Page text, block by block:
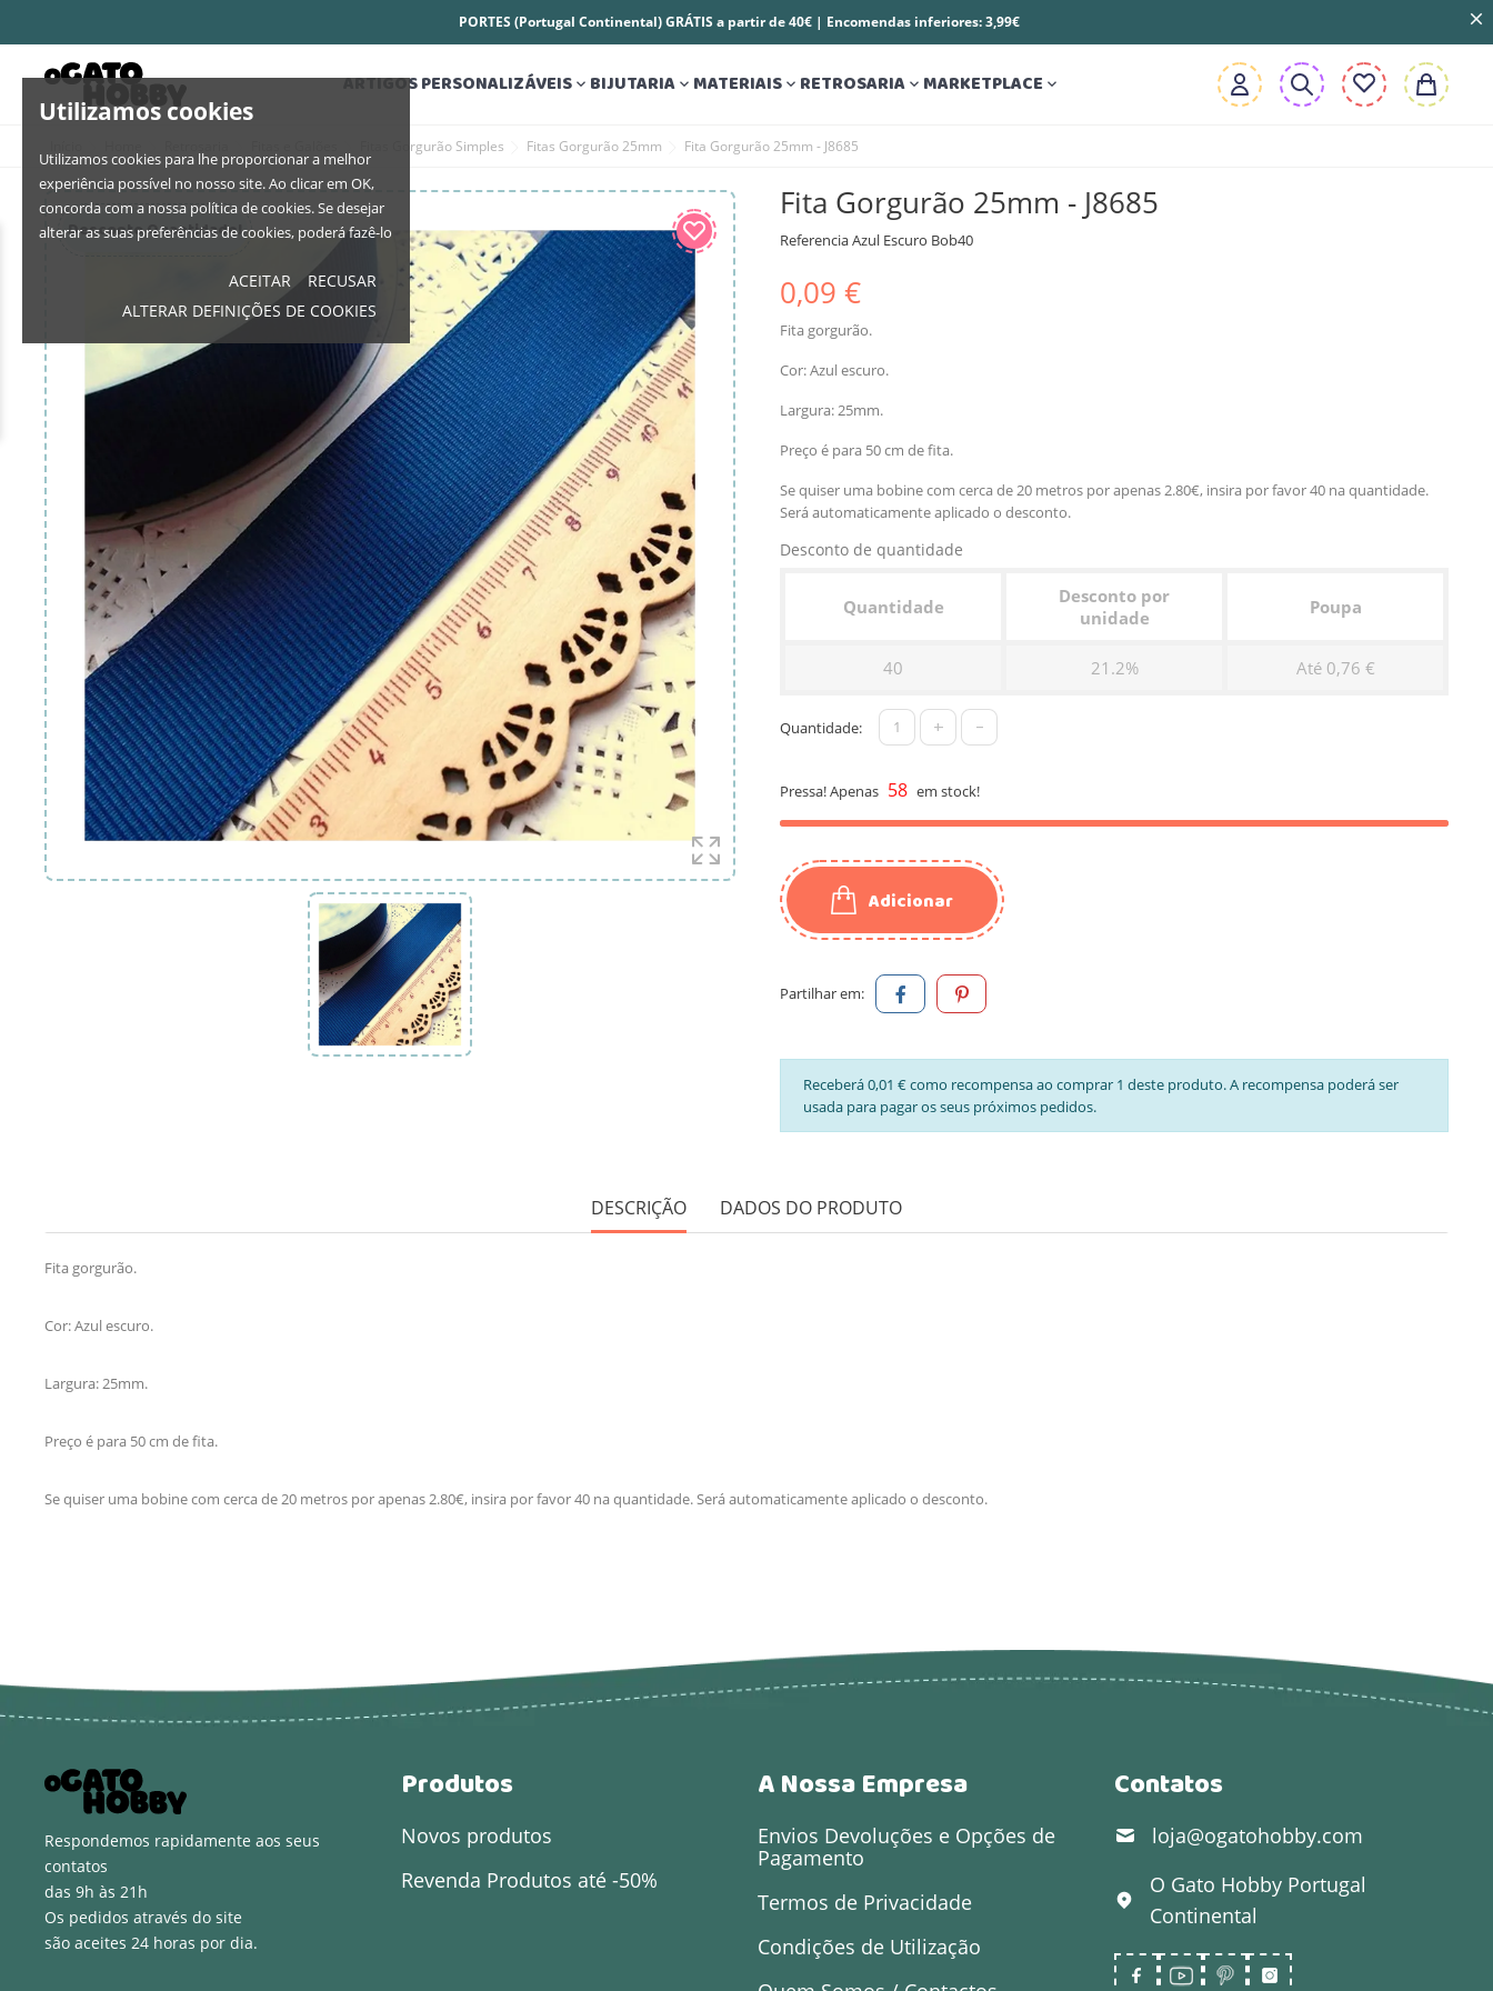
Utilizamos cookies
Utilizamos cookies para lhe proporcionar a melhor
experiência possível no nosso site. Ao clicar em OK,
concorda com a nossa política de cookies. Se desejar
alterar as suas preferências de cookies, poderá fazê-lo
ACEITAR
RECUSAR
ALTERAR DEFINIÇÕES DE COOKIES
PORTES (Portugal Continental) GRÁTIS a partir de 40€ | Encomendas inferiores: 3,99€
ARTIGOS PERSONALIZÁVEIS BIJUTARIA MATERIAIS RETROSARIA MARKETPLACE 
Fitas Gorgurão Simples Fitas Gorgurão 25mm Fita Gorgurão 25mm - J8685
Desconto Quantidade!
Fita Gorgurão 25mm - J8685
ReferenciaAzul Escuro Bob40
0,09 €
Fita gorgurão.
Cor: Azul escuro.
Largura: 25mm.
Preço é para 50 cm de fita.
Se quiser uma bobine com cerca de 20 metros por apenas 2.80€, insira por favor 40 na quantidade.
Será automaticamente aplicado o desconto.
Desconto de quantidade
Quantidade
Desconto por
unidade
Poupa
40 21.2% Até 0,76 €
Quantidade: + -
Pressa! Apenas 58 em stock!
Adicionar
Partilhar em:
Receberá 0,01 € como recompensa ao comprar 1 deste produto. A recompensa poderá ser
usada para pagar os seus próximos pedidos.
DESCRIÇÃO DADOS DO PRODUTO
Fita gorgurão.
Cor: Azul escuro.
Largura: 25mm.
Preço é para 50 cm de fita.
Se quiser uma bobine com cerca de 20 metros por apenas 2.80€, insira por favor 40 na quantidade. Será automaticamente aplicado o desconto.
Respondemos rapidamente aos seus
contatos
das 9h às 21h
Os pedidos através do site
são aceites 24 horas por dia.
Produtos
Novos produtos
Revenda Produtos até -50%
A Nossa Empresa
Envios Devoluções e Opções de
Pagamento
Termos de Privacidade
Condições de Utilização
Contatos
loja@ogatohobby.com
O Gato Hobby Portugal
Continental